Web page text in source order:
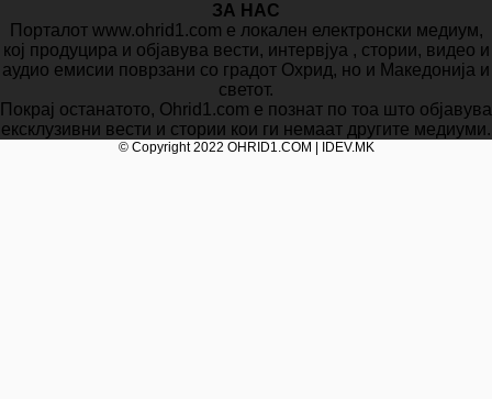
ЗА НАС
Порталот www.ohrid1.com е локален електронски медиум,
кој продуцира и објавува вести, интервјуа , стории, видео и
аудио емисии поврзани со градот Охрид, но и Македонија и
светот.
Покрај останатото, Ohrid1.com е познат по тоа што објавува
ексклузивни вести и стории кои ги немаат другите медиуми.
© Copyright 2022 OHRID1.COM | IDEV.MK